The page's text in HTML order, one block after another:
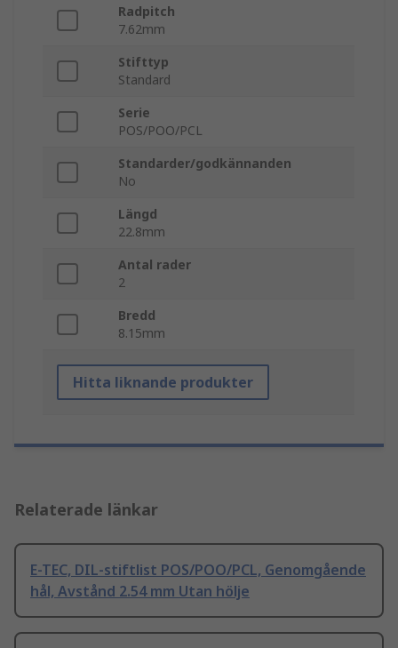
Radpitch
7.62mm
Stifttyp
Standard
Serie
POS/POO/PCL
Standarder/godkännanden
No
Längd
22.8mm
Antal rader
2
Bredd
8.15mm
Hitta liknande produkter
Relaterade länkar
E-TEC, DIL-stiftlist POS/POO/PCL, Genomgående
hål, Avstånd 2.54 mm Utan hölje